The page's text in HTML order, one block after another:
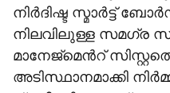
നിർദിഷ്ട സ്മാർട്ട്
നിലവിലുള്ള സമഗ്ര
മാനേജ്മെന്‍റ്
അടിസ്ഥാനമാക്കി